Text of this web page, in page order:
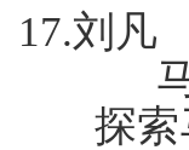
17.刘凡
探